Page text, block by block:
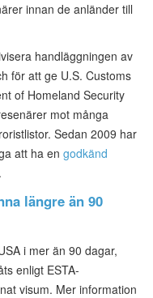
innan de anländer till
handläggningen av
för att ge U.S. Customs
of Homeland Security
mot många
Sedan 2009 har
att ha en godkänd
längre än 90
i mer än 90 dagar,
enligt ESTA-
visum. Mer information